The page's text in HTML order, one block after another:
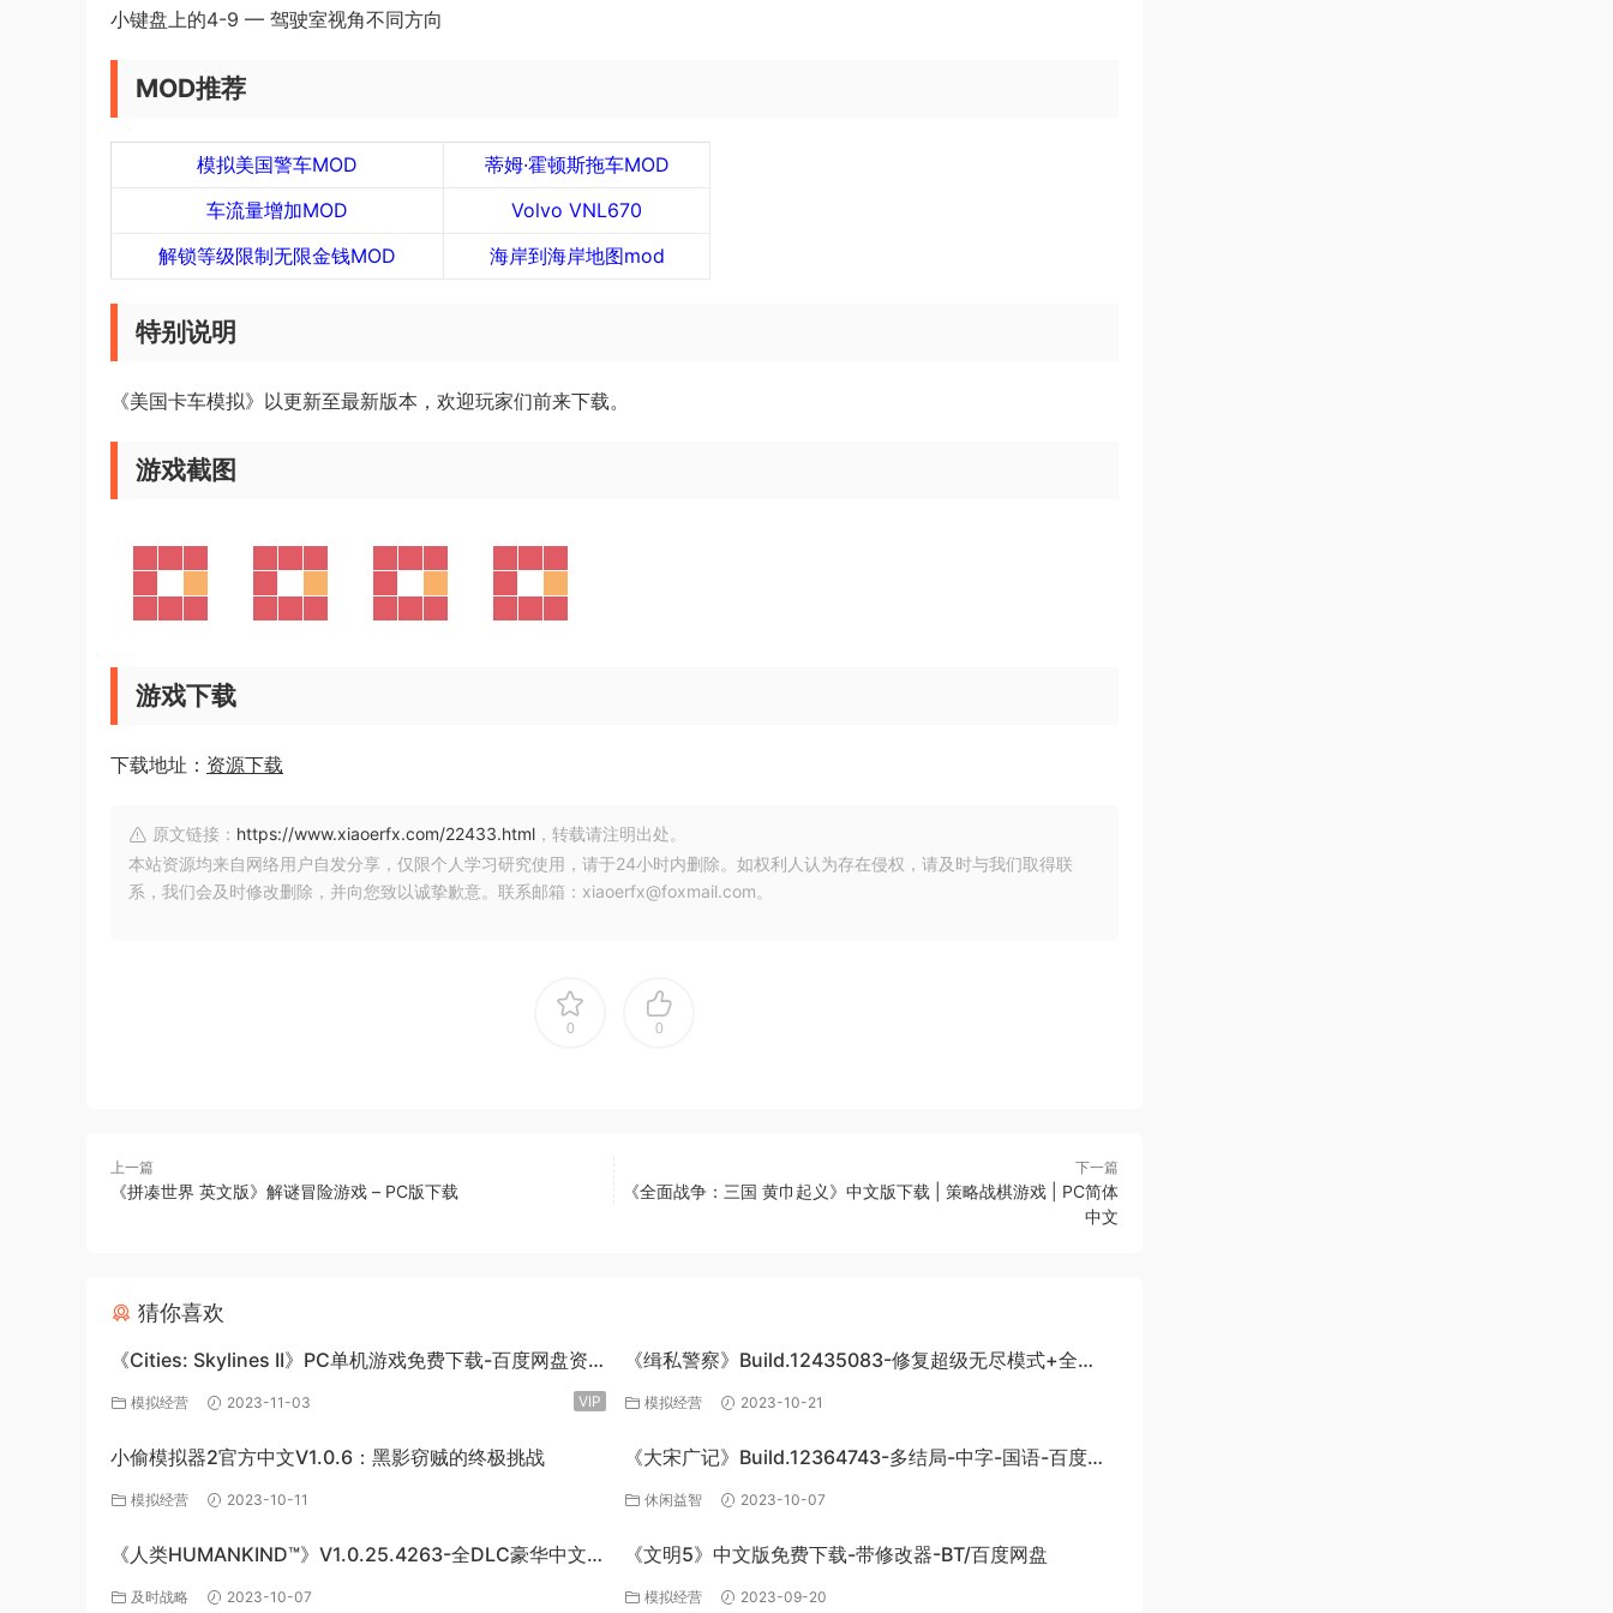
小键盘上的4-9 — 驾驶室视角不同方向
MOD推荐
模拟美国警车MOD
蒂姆·霍顿斯拖车MOD
车流量增加MOD
Volvo VNL670
解锁等级限制无限金钱MOD
海岸到海岸地图mod
特别说明
《美国卡车模拟》以更新至最新版本，欢迎玩家们前来下载。
游戏截图
游戏下载
下载地址： 资源下载
原文链接： https://www.xiaoerfx.com/22433.html ，转载请注明出处。
本站资源均来自网络用户自发分享，仅限个人学习研究使用，请于24小时内删除。如权利人认为存在侵权，请及时与我们取得联
系，我们会及时修改删除，并向您致以诚挚歉意。联系邮箱：xiaoerfx@foxmail.com。
0 0
上一篇
《拼凑世界 英文版》解谜冒险游戏 – PC版下载
下一篇
《全面战争：三国 黄巾起义》中文版下载 | 策略战棋游戏 | PC简体
中文
猜你喜欢
《Cities: Skylines II》PC单机游戏免费下载-百度网盘资
源 模拟经营 2023-11-03 VIP
《缉私警察》Build.12435083-修复超级无尽模式+全
DLC-官方中文-免费下载
模拟经营 2023-10-21
小偷模拟器2官方中文V1.0.6：黑影窃贼的终极挑战
模拟经营 2023-10-11
《大宋广记》Build.12364743-多结局-中字-国语-百度网
盘下载
休闲益智 2023-10-07
《人类HUMANKIND™》V1.0.25.4263-全DLC豪华中文
版-百度网盘免费下载
及时战略 2023-10-07
《文明5》中文版免费下载-带修改器-BT/百度网盘
模拟经营 2023-09-20